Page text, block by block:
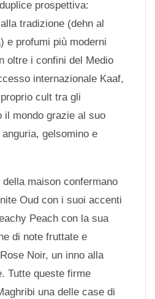
prospettiva:
tradizione (dehn al
e profumi più moderni
oltre i confini del Medio
internazionale Kaaf,
cult tra gli
il mondo grazie al suo
gelsomino e
maison confermano
Oud con i suoi accenti
Peach con la sua
di note fruttate e
Noir, un inno alla
Tutte queste firme
una delle case di